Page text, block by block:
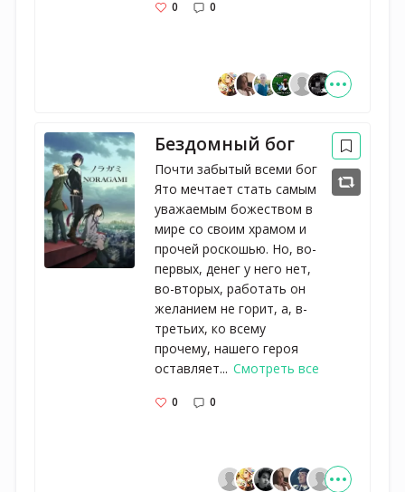
0 0
Бездомный бог
Почти забытый всеми бог
Ято мечтает стать самым
уважаемым божеством в
мире со своим храмом и
прочей роскошью. Но, во-
первых, денег у него нет,
во-вторых, работать он
желанием не горит, а, в-
третьих, ко всему
прочему, нашего героя
оставляет... Смотреть все
0 0